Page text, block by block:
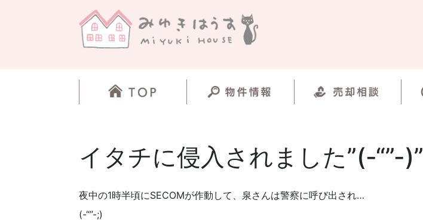
イタチに侵入されました”(-“”-)”
夜中の1時半頃にSECOMが作動して、泉さんは警察に呼び出され…
(-“”-;)